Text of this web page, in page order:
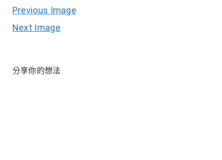
Previous Image
Next Image
分享你的想法